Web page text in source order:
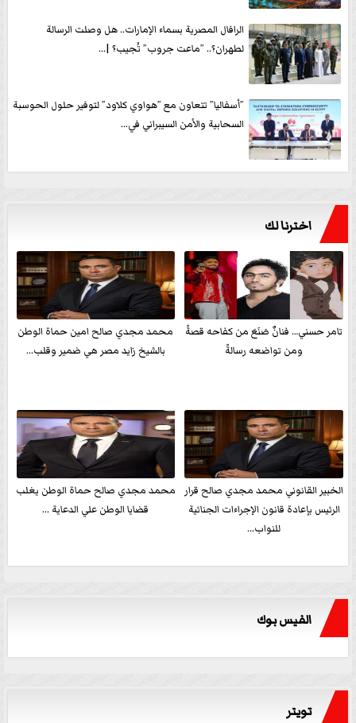
الرافال المصرية بسماء الإمارات.. هل وصلت الرسالة
لطهران؟.. ”ماعت جروب” تُجيب؟ |...
”أسفاليا” تتعاون مع ”هواوي كلاود” لتوفير حلول الحوسبة
السحابية والأمن السيبراني في...
اخترنا لك
تامر حسني… فنانٌ صَنَعَ من كفاحه قصةً
ومن تواضعه رسالةً
محمد مجدي صالح امين حماة الوطن
بالشيخ زايد مصر هي ضمير وقلب...
الخبير القانوني محمد مجدي صالح قرار
الرئيس بإعادة قانون الإجراءات الجنائية
للنواب...
محمد مجدي صالح حماة الوطن يغلب
قضايا الوطن علي الدعاية ...
الفيس بوك
تويتر